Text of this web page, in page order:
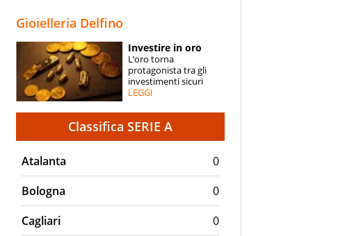
ESPERTI
CONTATTI
Gioielleria Delfino
Investire in oro
L’oro torna
protagonista tra gli
investimenti sicuri
LEGGI
Classifica SERIE A
Atalanta
0
Bologna
0
Cagliari
0